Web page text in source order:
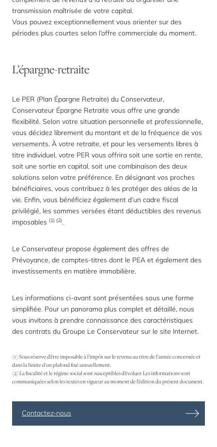
transmission maîtrisée de votre capital.
Vous pouvez exceptionnellement vous orienter sur des
périodes plus courtes selon l’offre commerciale du moment.
L’épargne-retraite
Le PER (Plan Épargne Retraite) du Conservateur,
Conservateur Épargne Retraite vous offre une grande
flexibilité. Selon votre situation personnelle et professionnelle,
vous décidez librement du montant et de la fréquence de vos
versements. À votre retraite, et pour les versements libres à
titre individuel, votre PER vous offrira soit une sortie en rente,
soit une sortie en capital, soit une combinaison des deux
solutions selon votre préférence. En désignant vos proches
bénéficiaires, vous contribuez à les protéger des aléas de la
vie. Enfin, vous bénéficiez également d’un cadre fiscal
privilégié, les sommes versées étant déductibles des revenus
imposables (1) (2).
Le Conservateur propose également des offres de
Prévoyance, de comptes-titres dont le PEA et également des
investissements en matière immobilière.
Les informations ci-avant sont présentées sous une forme
simplifiée. Pour un panorama plus complet et détaillé, nous
vous invitons à prendre connaissance des caractéristiques
des contrats du Groupe Le Conservateur sur le site Internet.
(1) Sous réserve d’être imposable à l’impôt sur le revenu au titre de l’année concernée et
dans la limite d’un plafond fixé annuellement.
(2) La fiscalité et le régime social sont susceptibles d’évoluer. Les informations sont
communiquées selon les textes en vigueur au moment de l’édition du présent document.
Contactez-nous